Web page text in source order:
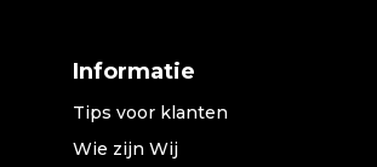
Informatie
Tips voor klanten
Wie zijn Wij